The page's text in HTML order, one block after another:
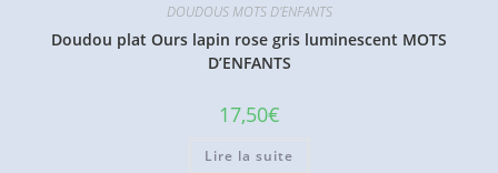
DOUDOUS MOTS D'ENFANTS
Doudou plat Ours lapin rose gris luminescent MOTS
D’ENFANTS
17,50€
Lire la suite